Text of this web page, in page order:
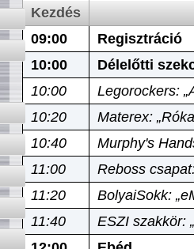
Kezdés
09:00
Regisztráció
10:00
Délelőtti
10:00
Legorockers:
10:20
Materex:
10:40
Murphy's
11:00
Reboss
11:20
BolyaiSokk:
11:40
ESZI szakkör: